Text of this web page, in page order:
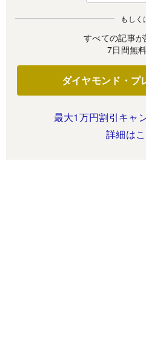
もしく
すべての記事が
7日間無
ダイヤモンド・プ
最大1万円割引キャ
詳細は